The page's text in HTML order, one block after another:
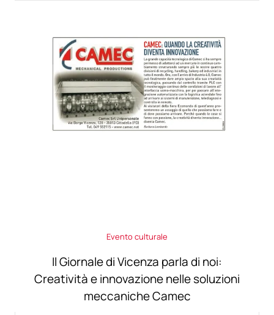
Evento culturale
Il Giornale di Vicenza parla di noi:
Creatività e innovazione nelle soluzioni
meccaniche Camec